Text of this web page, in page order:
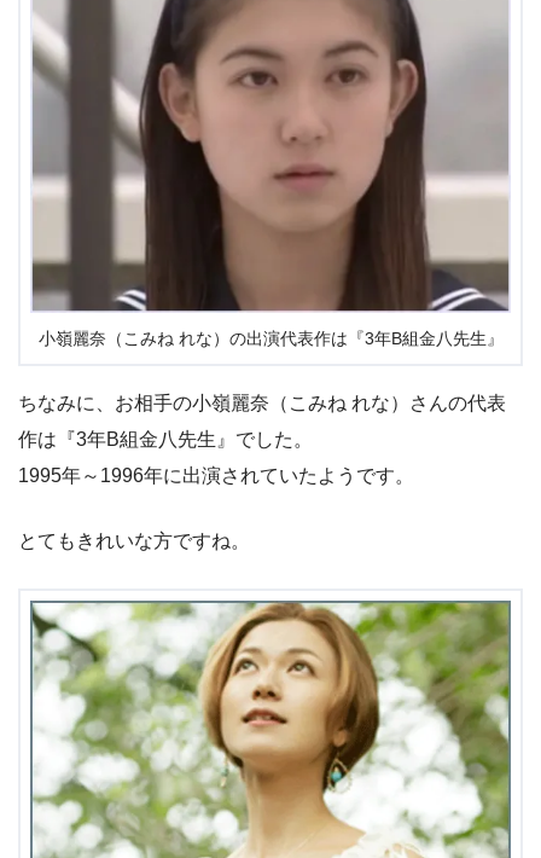
小嶺麗奈（こみね れな）の出演代表作は『3年B組金八先生』
ちなみに、お相手の小嶺麗奈（こみね れな）さんの代表
作は『3年B組金八先生』でした。
1995年～1996年に出演されていたようです。
とてもきれいな方ですね。